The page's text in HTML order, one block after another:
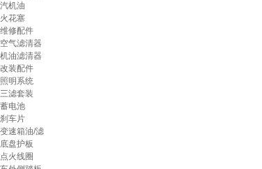
汽机油
火花塞
维修配件
空气滤清器
机油滤清器
改装配件
照明系统
三滤套装
蓄电池
刹车片
变速箱油/滤
底盘护板
点火线圈